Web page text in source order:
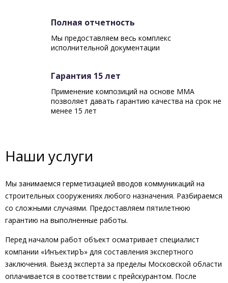
Полная отчетность
Мы предоставляем весь комплекс
исполнительной документации
Гарантия 15 лет
Применение композиций на основе ММА
позволяет давать гарантию качества на срок не
менее 15 лет
Наши услуги
Мы занимаемся герметизацией вводов коммуникаций на
строительных сооружениях любого назначения. Разбираемся
со сложными случаями. Предоставляем пятилетнюю
гарантию на выполненные работы.
Перед началом работ объект осматривает специалист
компании «ИнъектирЪ» для составления экспертного
заключения. Выезд эксперта за пределы Московской области
оплачивается в соответствии с прейскурантом. После